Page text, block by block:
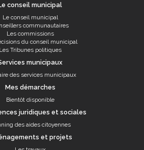
conseil municipal
Le conseil municipal
communautaires
Les commissions
du conseil municipal
Les Tribunes politiques
municipaux
des services municipaux
Mes démarches
Bientôt disponible
juridiques et sociales
des aides citoyennes
et projets